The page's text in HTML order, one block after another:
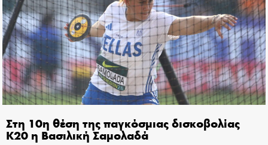
Στη 10η θέση της παγκόσμιας δισκοβολίας
Κ20 η Βασιλική Σαμολαδά